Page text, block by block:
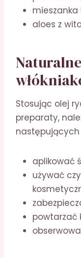
aloes z
Stosując olej
preparaty,
następujących
aplikować
używać
powtarzać